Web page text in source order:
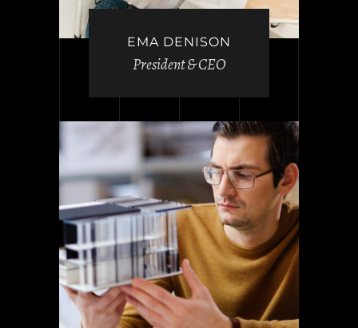
EMA DENISON
President & CEO